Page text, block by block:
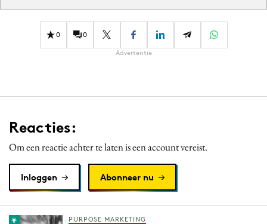
0 0
Advertentie
Reacties:
Om een reactie achter te laten is een account vereist.
Inloggen Abonneer nu
PURPOSE MARKETING